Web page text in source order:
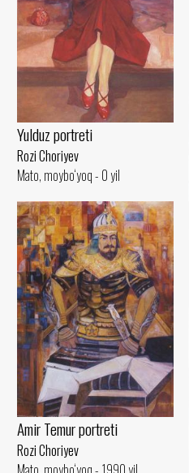
Yulduz portreti
Rozi Choriyev
Mato, moybo‘yoq - 0 yil
Amir Temur portreti
Rozi Choriyev